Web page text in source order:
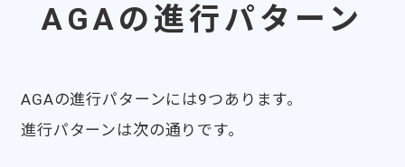
AGAの進行パターン
AGAの進行パターンには9つあります。
進行パターンは次の通りです。